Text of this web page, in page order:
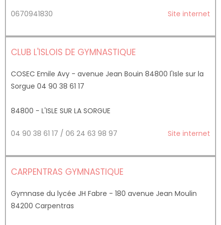
Site internet
0670941830
CLUB L'ISLOIS DE GYMNASTIQUE
COSEC Emile Avy - avenue Jean Bouin 84800 l'Isle sur la
Sorgue 04 90 38 61 17
84800 - L'ISLE SUR LA SORGUE
Site internet
04 90 38 61 17 / 06 24 63 98 97
CARPENTRAS GYMNASTIQUE
Gymnase du lycée JH Fabre - 180 avenue Jean Moulin
84200 Carpentras